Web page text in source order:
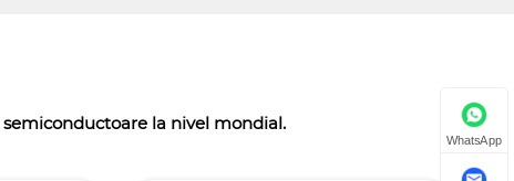
la nivel mondial.
WhatsApp